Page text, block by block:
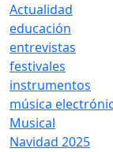
Actualidad
educación
entrevistas
festivales
instrumentos
música
Musical
Navidad 2025